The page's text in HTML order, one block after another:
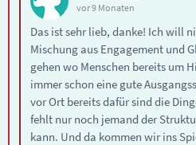
vor 9 Monaten
Das ist sehr lieb, danke! Ich will
Mischung aus Engagement und
gehen wo Menschen bereits um
immer schon eine gute
vor Ort bereits dafür sind die
fehlt nur noch jemand der
kann. Und da kommen wir ins